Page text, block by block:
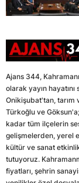
Ajans 344,
olarak yayın
Onikişubat'tan, tarım
Türkoğlu ve
kadar tüm ilçelerin
gelişmelerden, yerel
kültür ve sanat
tutuyoruz.
fiyatları, şehrin